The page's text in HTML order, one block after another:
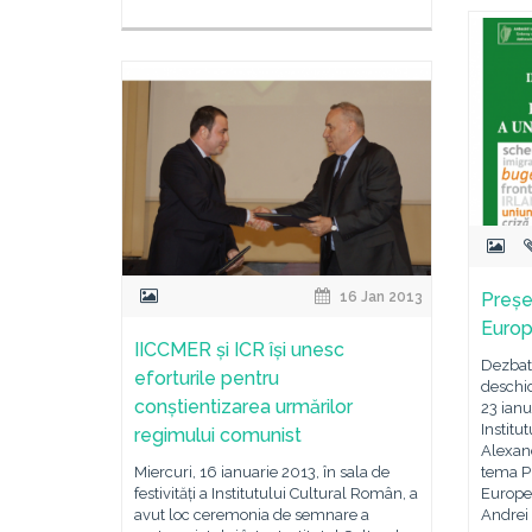
23
tema
Andrei
16 Jan 2013
IICCMER și ICR își unesc
eforturile pentru
conștientizarea urmărilor
regimului comunist
Miercuri, 16 ianuarie 2013, în sala de
festivități a Institutului Cultural Român, a
avut loc ceremonia de semnare a